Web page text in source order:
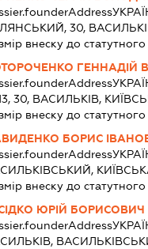
30,
внеску до
ГЕННАДІЙ
13, 30, ВАСИЛЬКІВ,
внеску до
БОРИС
внеску до
ЮРІЙ БОРИСОВИЧ